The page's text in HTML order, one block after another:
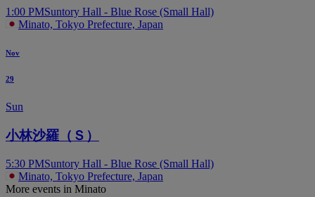
1:00 PMSuntory Hall - Blue Rose (Small Hall)
Minato, Tokyo Prefecture, Japan
Nov
29
Sun
小林沙羅（Ｓ）
5:30 PMSuntory Hall - Blue Rose (Small Hall)
Minato, Tokyo Prefecture, Japan
More events in Minato